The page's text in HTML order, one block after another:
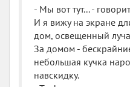
- Мы вот тут... -
И я вижу на экране
дом, освещенный
За домом -
небольшая кучка
навскидку.